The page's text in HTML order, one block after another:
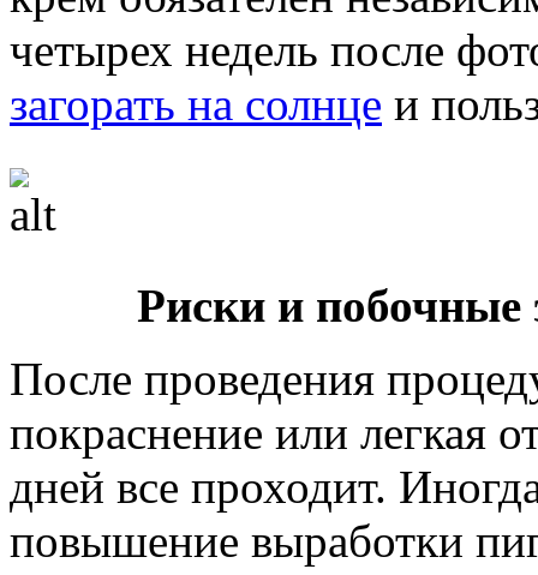
четырех недель после
загорать на солнце и
Риски и
После проведения
покраснение или легкая
дней все проходит.
повышение выработки